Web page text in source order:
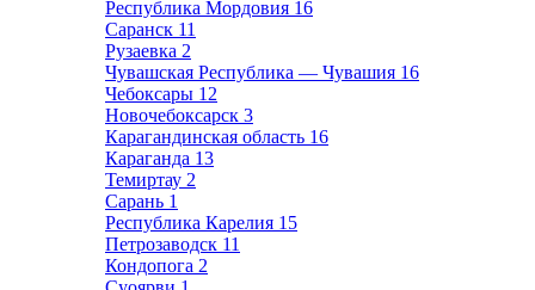
Республика Мордовия 16
Саранск 11
Рузаевка 2
Чувашская Республика — Чувашия 16
Чебоксары 12
Новочебоксарск 3
Карагандинская область 16
Караганда 13
Темиртау 2
Сарань 1
Республика Карелия 15
Петрозаводск 11
Кондопога 2